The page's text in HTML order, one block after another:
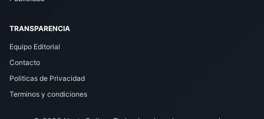
TRANSPARENCIA
Equipo Editorial
Contacto
Politicas de Privacidad
Terminos y condiciones